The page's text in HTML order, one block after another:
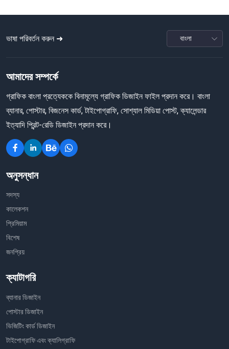
ভাষা পরিবর্তন করুন ➜
আমাদের সম্পর্কে
গ্রাফিক বাংলা প্রত্যেককে বিনামূল্যে গ্রাফিক ডিজাইন ফাইল প্রদান করে। বাংলা
ব্যানার, পোস্টার, বিজনেস কার্ড, টাইপোগ্রাফি, সোশ্যাল মিডিয়া পোস্ট, ক্যালেন্ডার
ইত্যাদি প্রিন্ট-রেডি ডিজাইন প্রদান করে।
অনুসন্ধান
সদস্য
কালেকশন
প্রিমিয়াম
বিশেষ
জনপ্রিয়
ক্যাটাগরি
ব্যানার ডিজাইন
পোস্টার ডিজাইন
ভিজিটিং কার্ড ডিজাইন
টাইপোগ্রাফি এবং ক্যালিগ্রাফি